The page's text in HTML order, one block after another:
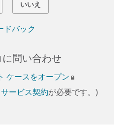
いいえ
ドバック
に問い合わせ
ケースをオープン
ービス契約が必要です。)